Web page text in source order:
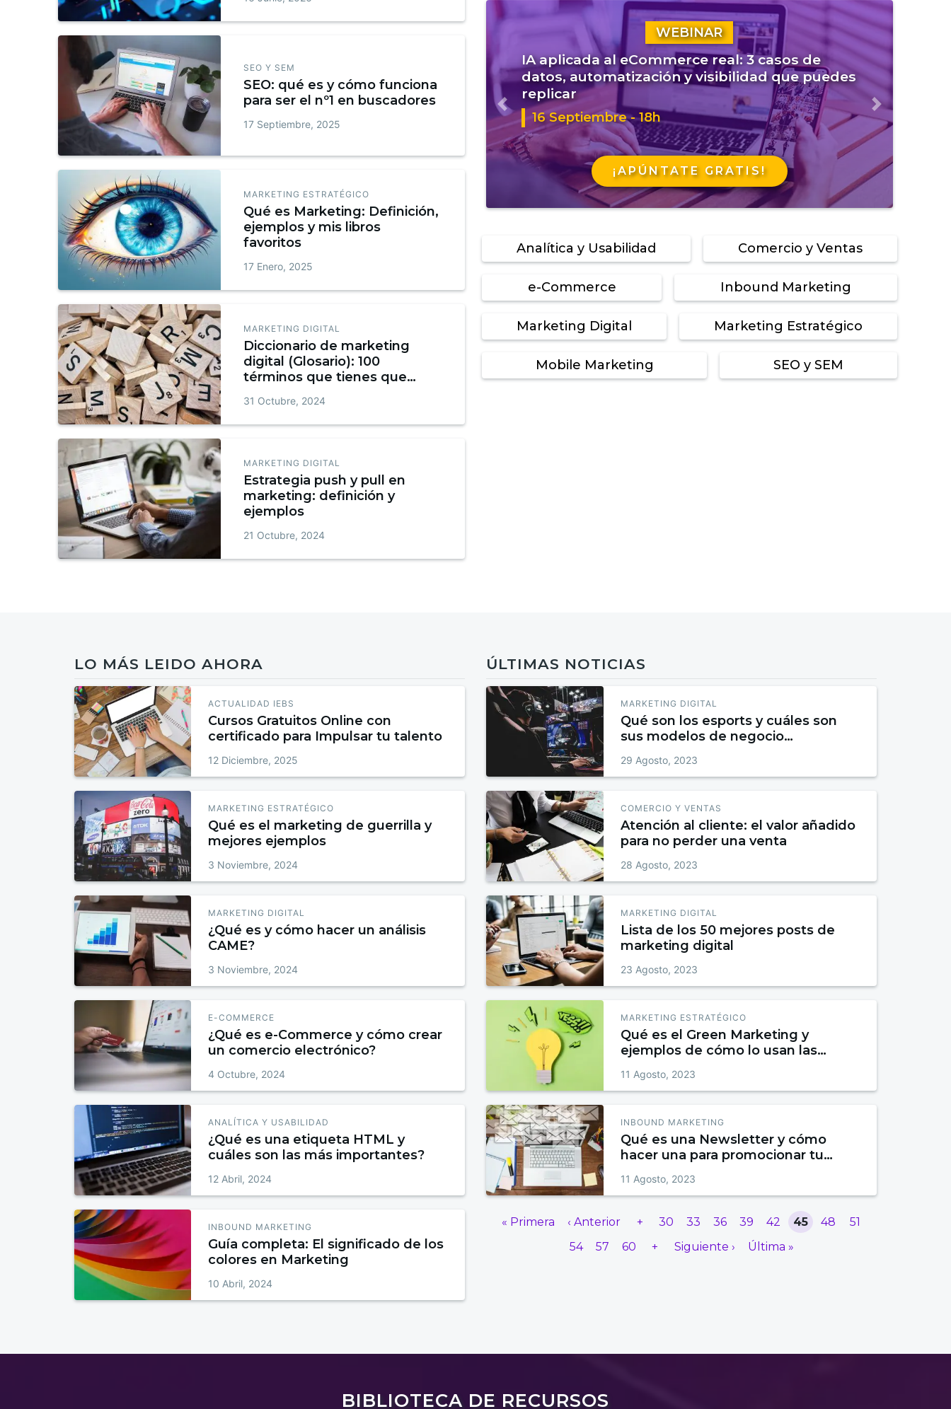
SEO Y SEM
SEO: qué es y cómo funciona
para ser el nº1 en buscadores
17 Septiembre, 2025
MARKETING ESTRATÉGICO
Qué es Marketing: Definición,
ejemplos y mis libros
favoritos
17 Enero, 2025
MARKETING DIGITAL
Diccionario de marketing
digital (Glosario): 100
términos que tienes que
31 Octubre, 2024
MARKETING DIGITAL
Estrategia push y pull en
marketing: definición y
ejemplos
21 Octubre, 2024
WEBINAR
IA aplicada al eCommerce real: 3 casos de
datos, automatización y visibilidad que puedes
replicar
16 Septiembre - 18h
¡APÚNTATE GRATIS!
Anterior Siguiente
Analítica y Usabilidad Comercio y Ventas
e-Commerce Inbound Marketing
Marketing Digital Marketing Estratégico
Mobile Marketing SEO y SEM
LO MÁS LEIDO AHORA
ACTUALIDAD IEBS
Cursos Gratuitos Online con
certificado para Impulsar tu talento
12 Diciembre, 2025
MARKETING ESTRATÉGICO
Qué es el marketing de guerrilla y
mejores ejemplos
3 Noviembre, 2024
MARKETING DIGITAL
¿Qué es y cómo hacer un análisis
CAME?
3 Noviembre, 2024
E-COMMERCE
¿Qué es e-Commerce y cómo crear
un comercio electrónico?
4 Octubre, 2024
ANALÍTICA Y USABILIDAD
¿Qué es una etiqueta HTML y
cuáles son las más importantes?
12 Abril, 2024
INBOUND MARKETING
Guía completa: El significado de los
colores en Marketing
10 Abril, 2024
ÚLTIMAS NOTICIAS
MARKETING DIGITAL
Qué son los esports y cuáles son
sus modelos de negocio
29 Agosto, 2023
COMERCIO Y VENTAS
Atención al cliente: el valor añadido
para no perder una venta
28 Agosto, 2023
MARKETING DIGITAL
Lista de los 50 mejores posts de
marketing digital
23 Agosto, 2023
MARKETING ESTRATÉGICO
Qué es el Green Marketing y
ejemplos de cómo lo usan las
11 Agosto, 2023
INBOUND MARKETING
Qué es una Newsletter y cómo
hacer una para promocionar tu
11 Agosto, 2023
« Primera ‹ Anterior + 30 33 36 39 42 45 48
51
54
57 60 + Siguiente › Última »
BIBLIOTECA DE RECURSOS